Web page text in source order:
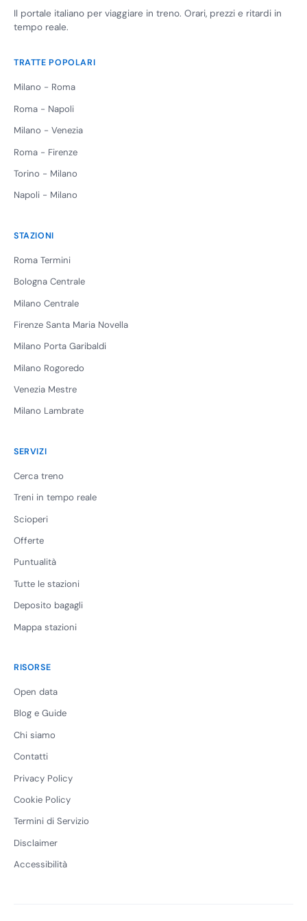
Il portale italiano per viaggiare in treno. Orari, prezzi e ritardi in
tempo reale.
TRATTE POPOLARI
Milano - Roma
Roma - Napoli
Milano - Venezia
Roma - Firenze
Torino - Milano
Napoli - Milano
STAZIONI
Roma Termini
Bologna Centrale
Milano Centrale
Firenze Santa Maria Novella
Milano Porta Garibaldi
Milano Rogoredo
Venezia Mestre
Milano Lambrate
SERVIZI
Cerca treno
Treni in tempo reale
Scioperi
Offerte
Puntualità
Tutte le stazioni
Deposito bagagli
Mappa stazioni
RISORSE
Open data
Blog e Guide
Chi siamo
Contatti
Privacy Policy
Cookie Policy
Termini di Servizio
Disclaimer
Accessibilità